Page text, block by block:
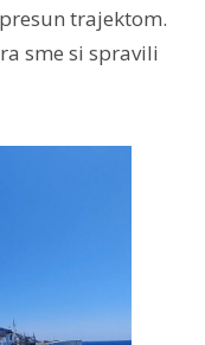
trajektom.
sme si spravili